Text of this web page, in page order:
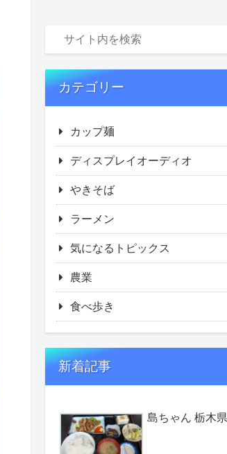
カテゴリー
カップ麺
ディスプレイオーディオ
やきそば
ラーメン
気になるトピックス
農業
食べ歩き
新着記事
島ちゃん 栃木